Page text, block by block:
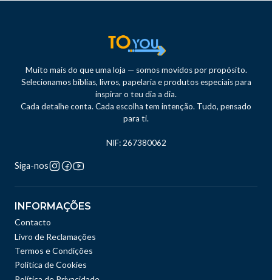
Muito mais do que uma loja — somos movidos por propósito.
Selecionamos bíblias, livros, papelaria e produtos especiais para
inspirar o teu dia a dia.
Cada detalhe conta. Cada escolha tem intenção. Tudo, pensado
para ti.
NIF: 267380062
Siga-nos
INFORMAÇÕES
Contacto
Livro de Reclamações
Termos e Condições
Política de Cookies